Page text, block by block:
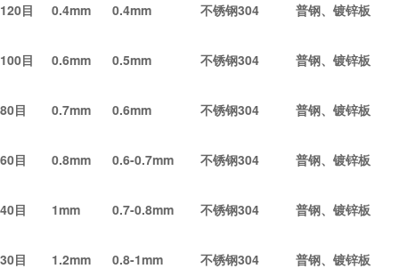
120目 0.4mm 0.4mm 不锈钢304 普钢、镀锌板
100目 0.6mm 0.5mm 不锈钢304 普钢、镀锌板
80目 0.7mm 0.6mm 不锈钢304 普钢、镀锌板
60目 0.8mm 0.6-0.7mm 不锈钢304 普钢、镀锌板
40目 1mm 0.7-0.8mm 不锈钢304 普钢、镀锌板
30目 1.2mm 0.8-1mm 不锈钢304 普钢、镀锌板